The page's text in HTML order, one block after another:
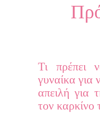
Τι πρέπει
γυναίκα για
απειλή για
τον καρκίνο